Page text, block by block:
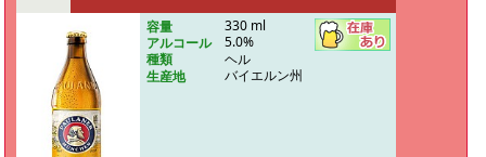
容量
330 ml
アルコール
5.0%
種類
ヘル
生産地
バイエルン州